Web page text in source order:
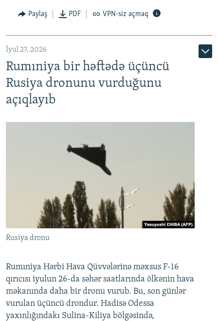
Paylaş PDF VPN-siz açmaq
İyul 27, 2026
Rumıniya bir həftədə üçüncü
Rusiya dronunu vurduğunu
açıqlayıb
Rusiya dronu
Rumıniya Hərbi Hava Qüvvələrinə məxsus F-16
qırıcısı iyulun 26-da səhər saatlarında ölkənin hava
məkanında daha bir dronu vurub. Bu, son günlər
vurulan üçüncü drondur. Hadisə Odessa
yaxınlığındakı Sulina-Kiliya bölgəsində,